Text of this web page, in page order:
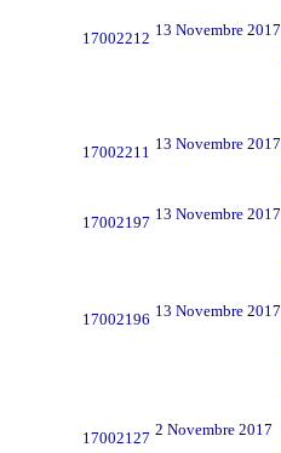
17002212 13 Novembre 2017
17002211 13 Novembre 2017
17002197 13 Novembre 2017
17002196 13 Novembre 2017
17002127 2 Novembre 2017